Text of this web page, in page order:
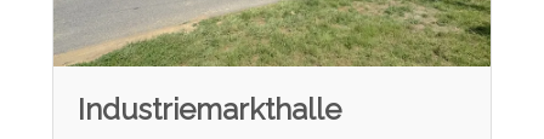
Industriemarkthalle